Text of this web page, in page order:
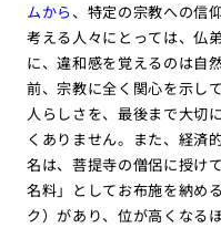
ムから、特定の宗教への信
考える人々にとっては、仏
に、違和感を覚えるのは自
前、宗教に全く関心を示し
人らしさを、最後まで大切
くありません。また、経済
名は、菩提寺の僧侶に授け
名料」としてお布施を納め
ク）があり、位が高くなる